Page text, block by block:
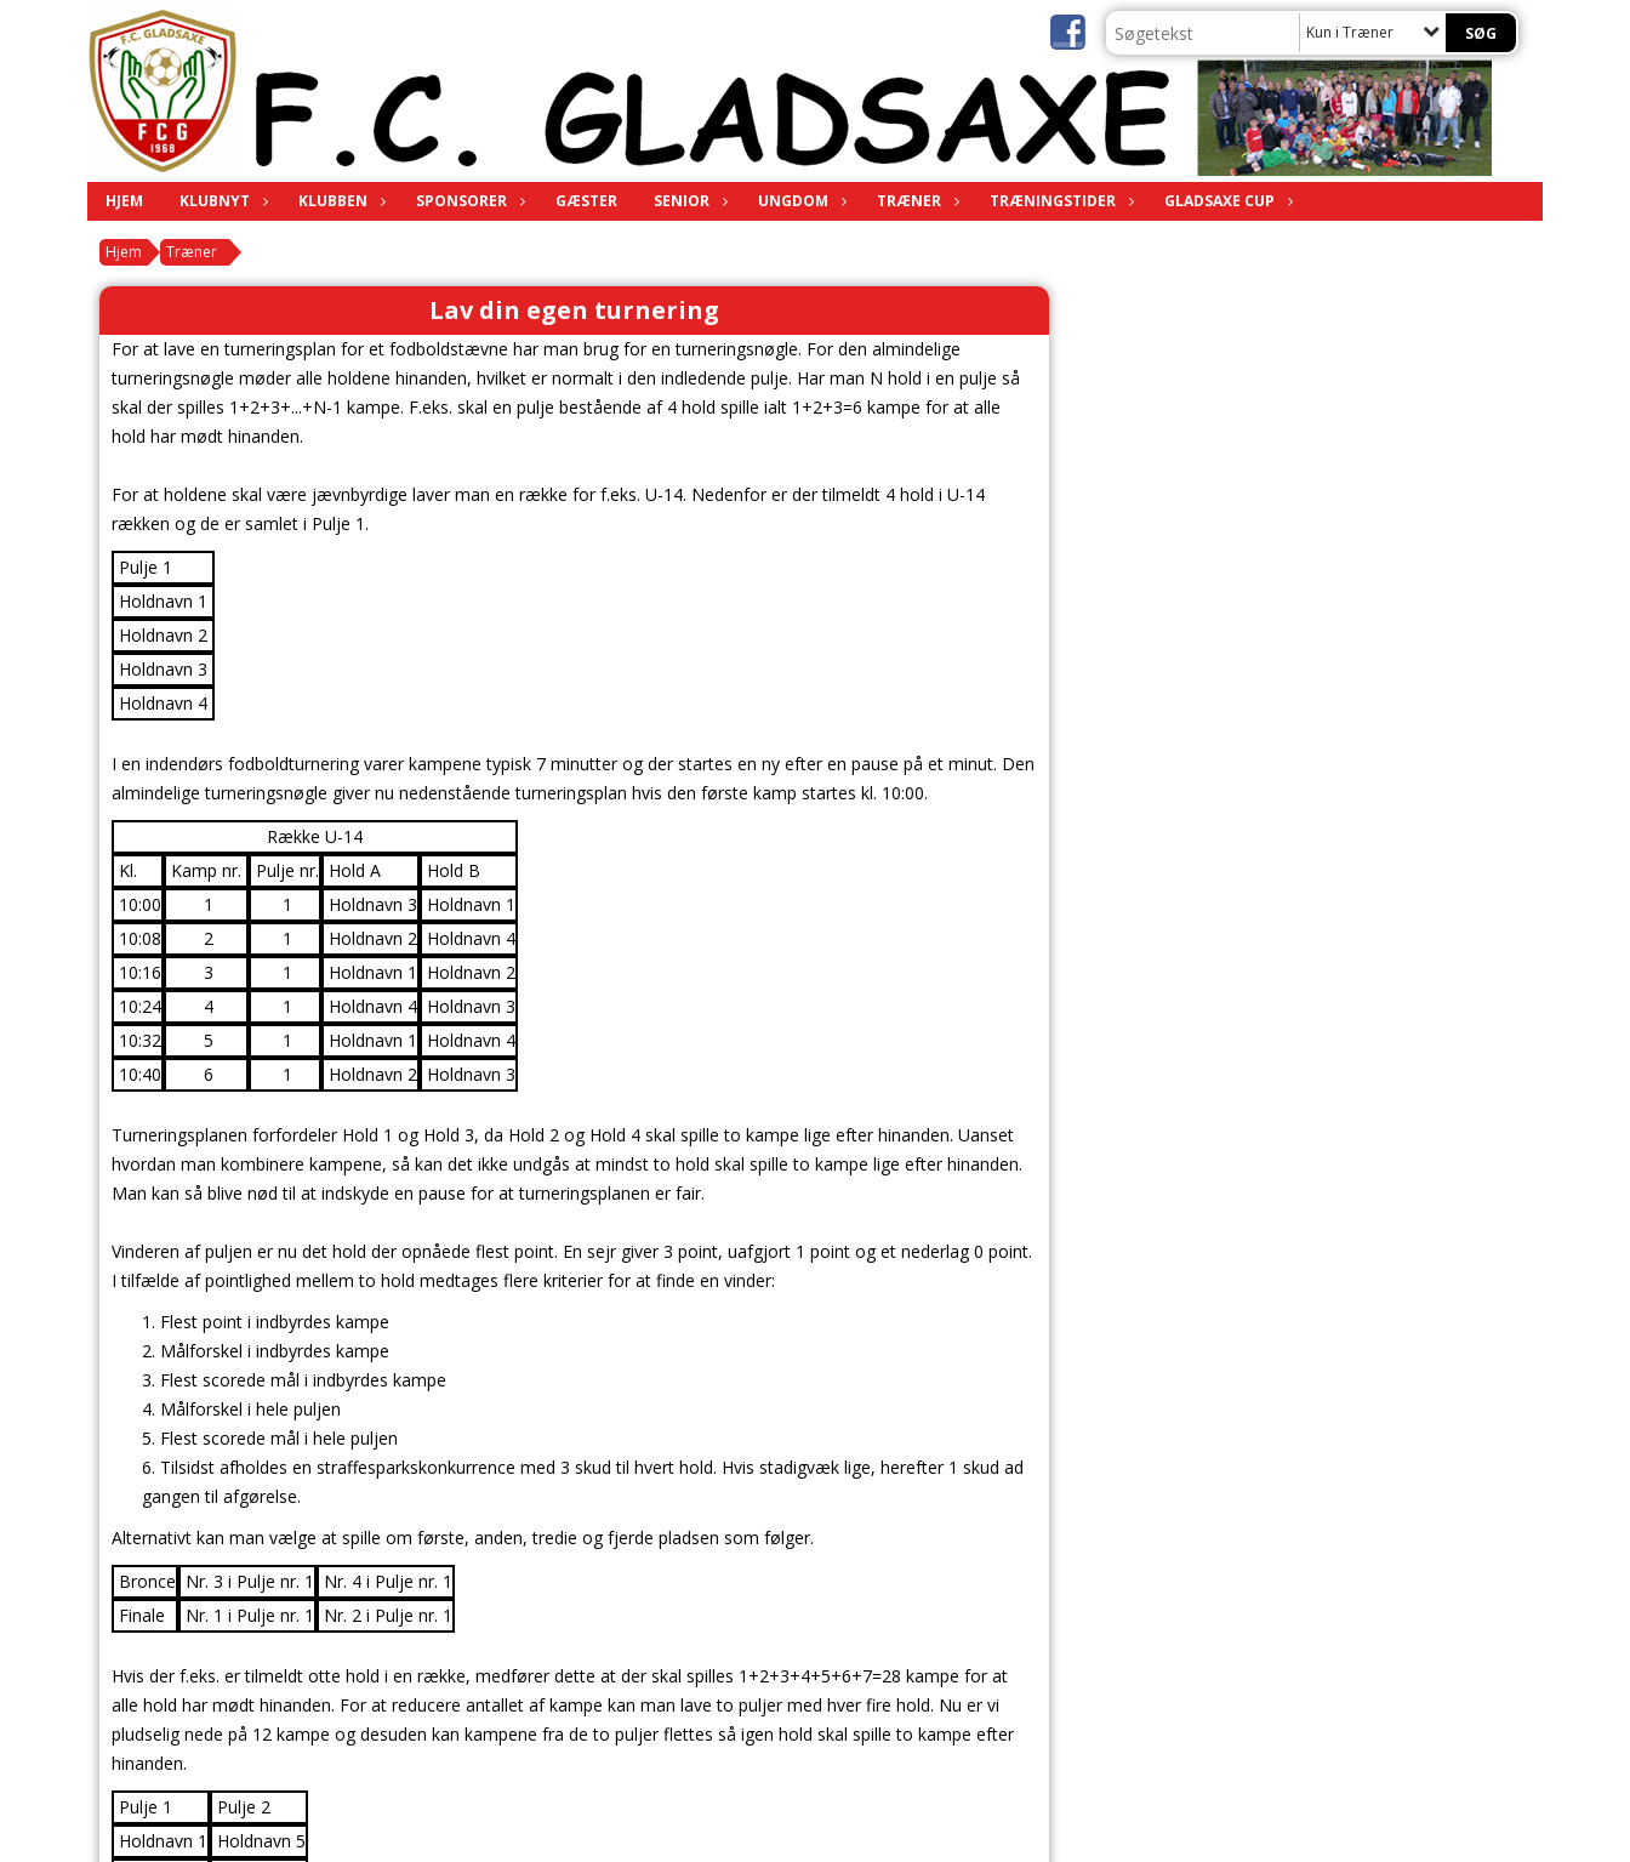
Kun i Træner
HJEM KLUBNYT KLUBBEN SPONSORER GÆSTER SENIOR UNGDOM TRÆNER TRÆNINGSTIDER GLADSAXE CUP
Hjem Træner
Lav din egen turnering
For at lave en turneringsplan for et fodboldstævne har man brug for en turneringsnøgle. For den almindelige
turneringsnøgle møder alle holdene hinanden, hvilket er normalt i den indledende pulje. Har man N hold i en pulje så
skal der spilles 1+2+3+...+N-1 kampe. F.eks. skal en pulje bestående af 4 hold spille ialt 1+2+3=6 kampe for at alle
hold har mødt hinanden.
For at holdene skal være jævnbyrdige laver man en række for f.eks. U-14. Nedenfor er der tilmeldt 4 hold i U-14
rækken og de er samlet i Pulje 1.
Pulje 1
Holdnavn 1
Holdnavn 2
Holdnavn 3
Holdnavn 4
I en indendørs fodboldturnering varer kampene typisk 7 minutter og der startes en ny efter en pause på et minut. Den
almindelige turneringsnøgle giver nu nedenstående turneringsplan hvis den første kamp startes kl. 10:00.
Række U-14
Kl.
Kamp nr. Pulje nr. Hold A
Hold B
10:00
1 1 Holdnavn 3 Holdnavn 1
10:08
2 1 Holdnavn 2 Holdnavn 4
10:16
3 1 Holdnavn 1
Holdnavn 2
10:24
4 1 Holdnavn 4 Holdnavn 3
10:32
5 1 Holdnavn 1
Holdnavn 4
10:40
6 1 Holdnavn 2 Holdnavn 3
Turneringsplanen forfordeler Hold 1 og Hold 3, da Hold 2 og Hold 4 skal spille to kampe lige efter hinanden. Uanset
hvordan man kombinere kampene, så kan det ikke undgås at mindst to hold skal spille to kampe lige efter hinanden.
Man kan så blive nød til at indskyde en pause for at turneringsplanen er fair.
Vinderen af puljen er nu det hold der opnåede flest point. En sejr giver 3 point, uafgjort 1 point og et nederlag 0 point.
I tilfælde af pointlighed mellem to hold medtages flere kriterier for at finde en vinder:
Flest point i indbyrdes kampe
Målforskel i indbyrdes kampe
Flest scorede mål i indbyrdes kampe
Målforskel i hele puljen
Flest scorede mål i hele puljen
Tilsidst afholdes en straffesparkskonkurrence med 3 skud til hvert hold. Hvis stadigvæk lige, herefter 1 skud ad
gangen til afgørelse.
Alternativt kan man vælge at spille om første, anden, tredie og fjerde pladsen som følger.
Bronce Nr. 3 i Pulje nr. 1
Nr. 4 i Pulje nr. 1
Finale
Nr. 1 i Pulje nr. 1 Nr. 2 i Pulje nr. 1
Hvis der f.eks. er tilmeldt otte hold i en række, medfører dette at der skal spilles 1+2+3+4+5+6+7=28 kampe for at
alle hold har mødt hinanden. For at reducere antallet af kampe kan man lave to puljer med hver fire hold. Nu er vi
pludselig nede på 12 kampe og desuden kan kampene fra de to puljer flettes så igen hold skal spille to kampe efter
hinanden.
Pulje 1
Pulje 2
Holdnavn 1
Holdnavn 5